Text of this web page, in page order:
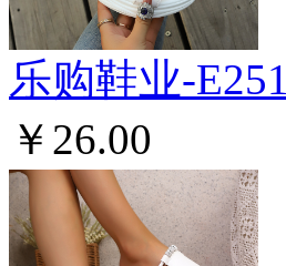
乐购鞋业-E251
￥26.00